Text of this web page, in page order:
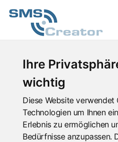
Ihre
wichtig
Diese Website
Technologien um Ihnen
Erlebnis zu ermöglichen
Bedürfnisse anzupassen.